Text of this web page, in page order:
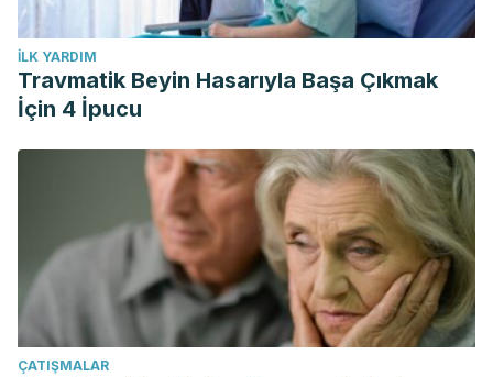
İLK YARDIM
Travmatik Beyin Hasarıyla Başa Çıkmak
İçin 4 İpucu
ÇATIŞMALAR